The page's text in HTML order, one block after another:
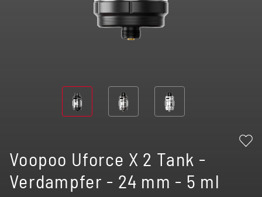
Voopoo Uforce X 2 Tank -
Verdampfer - 24 mm - 5 ml